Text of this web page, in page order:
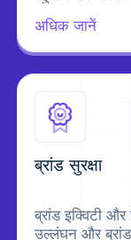
अधिक जानें
ब्रांड सुरक्षा
ब्रांड इक्विटी और
उल्लंघन और